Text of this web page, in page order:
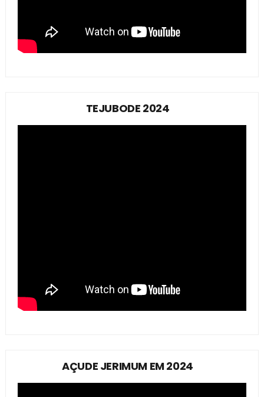
TEJUBODE 2024
AÇUDE JERIMUM EM 2024